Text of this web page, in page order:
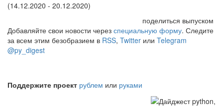
(14.12.2020 - 20.12.2020)
поделиться выпуском
Добавляйте свои новости через специальную форму. Следите
за всем этим безобразием в RSS, Twitter или Telegram
@py_digest
Поддержите проект рублем или руками